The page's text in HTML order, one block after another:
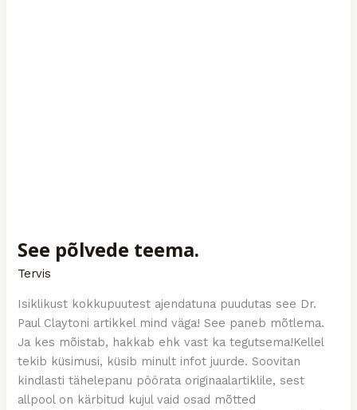
See põlvede teema.
Tervis
Isiklikust kokkupuutest ajendatuna puudutas see Dr.
Paul Claytoni artikkel mind väga! See paneb mõtlema.
Ja kes mõistab, hakkab ehk vast ka tegutsema!Kellel
tekib küsimusi, küsib minult infot juurde. Soovitan
kindlasti tähelepanu pöörata originaalartiklile, sest
allpool on kärbitud kujul vaid osad mõtted